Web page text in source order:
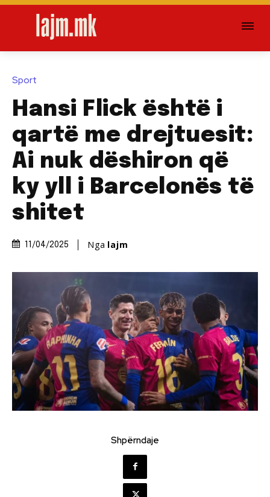
Sport
Hansi Flick është i
qartë me drejtuesit:
Ai nuk dëshiron që
ky yll i Barcelonës të
shitet
11/04/2025 Nga lajm
Shpërndaje